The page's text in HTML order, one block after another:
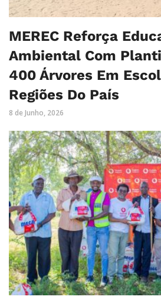
MEREC Reforça
Ambiental Com
400 Árvores Em
Regiões Do País
8 de Junho, 2026